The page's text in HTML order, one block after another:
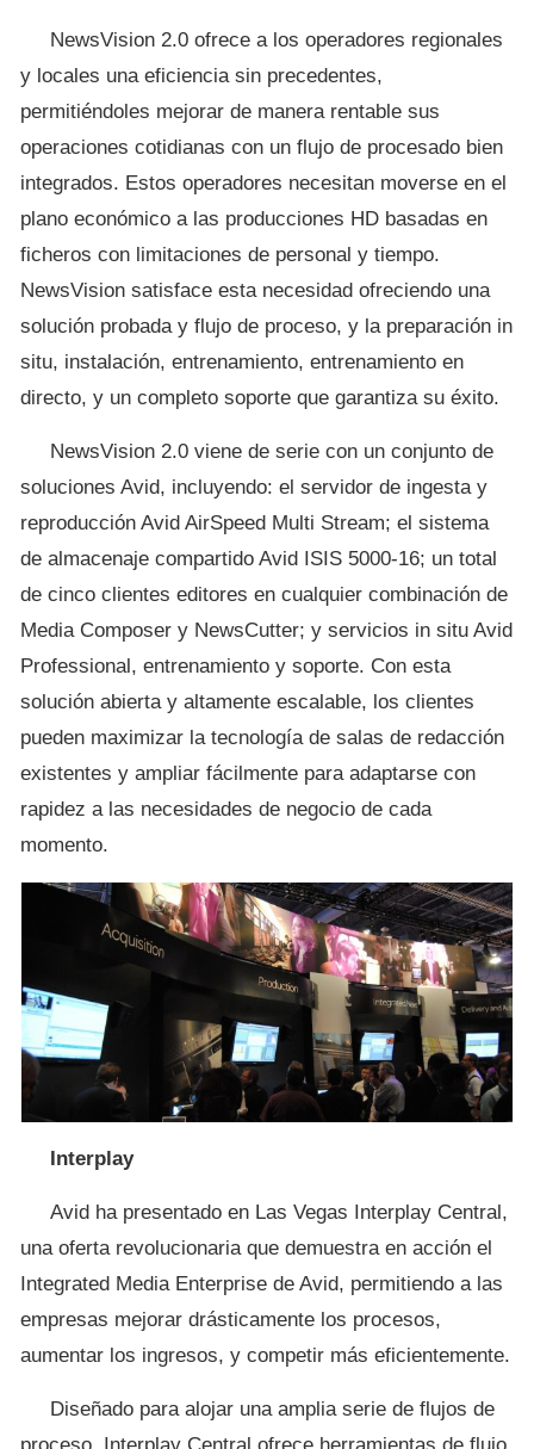
NewsVision 2.0 ofrece a los operadores regionales
y locales una eficiencia sin precedentes,
permitiéndoles mejorar de manera rentable sus
operaciones cotidianas con un flujo de procesado bien
integrados. Estos operadores necesitan moverse en el
plano económico a las producciones HD basadas en
ficheros con limitaciones de personal y tiempo.
NewsVision satisface esta necesidad ofreciendo una
solución probada y flujo de proceso, y la preparación in
situ, instalación, entrenamiento, entrenamiento en
directo, y un completo soporte que garantiza su éxito.
NewsVision 2.0 viene de serie con un conjunto de
soluciones Avid, incluyendo: el servidor de ingesta y
reproducción Avid AirSpeed Multi Stream; el sistema
de almacenaje compartido Avid ISIS 5000-16; un total
de cinco clientes editores en cualquier combinación de
Media Composer y NewsCutter; y servicios in situ Avid
Professional, entrenamiento y soporte. Con esta
solución abierta y altamente escalable, los clientes
pueden maximizar la tecnología de salas de redacción
existentes y ampliar fácilmente para adaptarse con
rapidez a las necesidades de negocio de cada
momento.
Interplay
Avid ha presentado en Las Vegas Interplay Central,
una oferta revolucionaria que demuestra en acción el
Integrated Media Enterprise de Avid, permitiendo a las
empresas mejorar drásticamente los procesos,
aumentar los ingresos, y competir más eficientemente.
Diseñado para alojar una amplia serie de flujos de
proceso, Interplay Central ofrece herramientas de flujo